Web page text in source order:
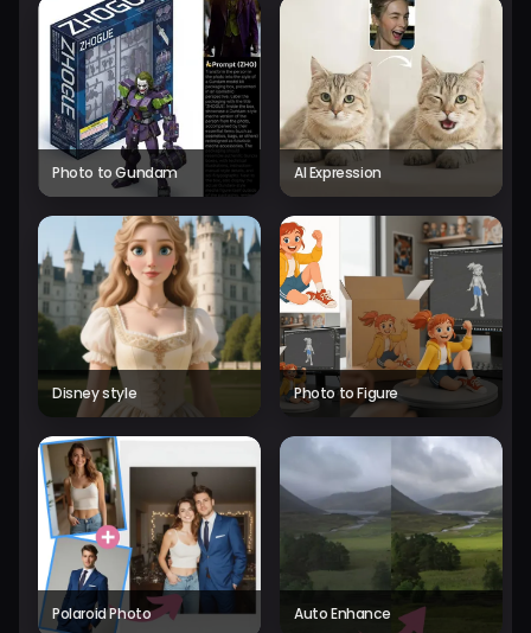
Photo to Gundam AI Expression
Disney style Photo to Figure
Polaroid Photo Auto Enhance